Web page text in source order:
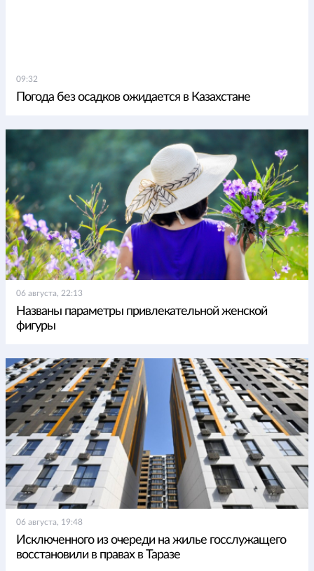
09:32
Погода без осадков ожидается в Казахстане
06 августа, 22:13
Названы параметры привлекательной женской
фигуры
06 августа, 19:48
Исключенного из очереди на жилье госслужащего
восстановили в правах в Таразе